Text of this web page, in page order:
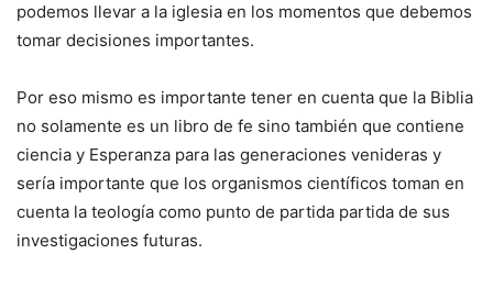
podemos llevar a la iglesia en los momentos que debemos
tomar decisiones importantes.
Por eso mismo es importante tener en cuenta que la Biblia
no solamente es un libro de fe sino también que contiene
ciencia y Esperanza para las generaciones venideras y
sería importante que los organismos científicos toman en
cuenta la teología como punto de partida partida de sus
investigaciones futuras.